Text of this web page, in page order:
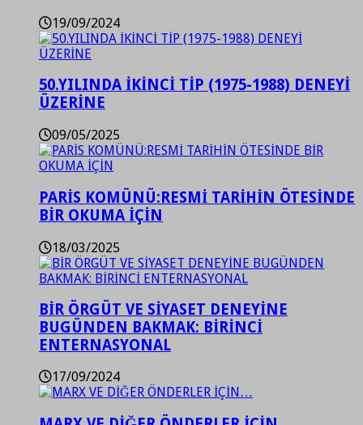
19/09/2024
50.YILINDA İKİNCİ TİP (1975-1988) DENEYİ
ÜZERİNE
09/05/2025
PARİS KOMÜNÜ:RESMİ TARİHİN ÖTESİNDE
BİR OKUMA İÇİN
18/03/2025
BİR ÖRGÜT VE SİYASET DENEYİNE
BUGÜNDEN BAKMAK: BİRİNCİ
ENTERNASYONAL
17/09/2024